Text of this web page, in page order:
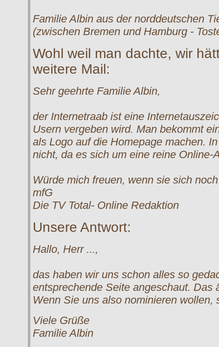
Familie Albin aus der norddeutschen
(zwischen Bremen und Hamburg -
Wohl weil man dachte, wir
weitere Mail:
Sehr geehrte Familie Albin,
der Internetraab ist eine
Usern vergeben wird. Man bekommt
als Logo auf die Homepage machen.
nicht, da es sich um eine reine Online-
Würde mich freuen, wenn sie sich
mfG
Die TV Total- Online Redaktion
Unsere Antwort:
Hallo, Herr ...,
das haben wir uns schon alles so
entsprechende Seite angeschaut. Das
Wenn Sie uns also nominieren wollen,
Viele Grüße
Familie Albin